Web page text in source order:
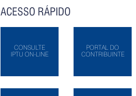
ACESSO RÁPIDO
CONSULTE
IPTU ON-LINE
PORTAL DO
CONTRIBUINTE